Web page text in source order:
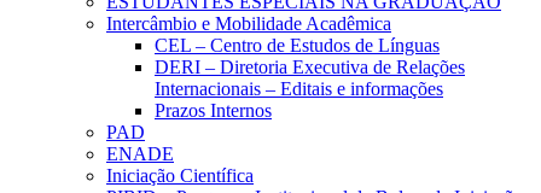
Intercâmbio e Mobilidade Acadêmica
CEL – Centro de Estudos de Línguas
DERI – Diretoria Executiva de Relações
Internacionais – Editais e informações
Prazos Internos
PAD
ENADE
Iniciação Científica